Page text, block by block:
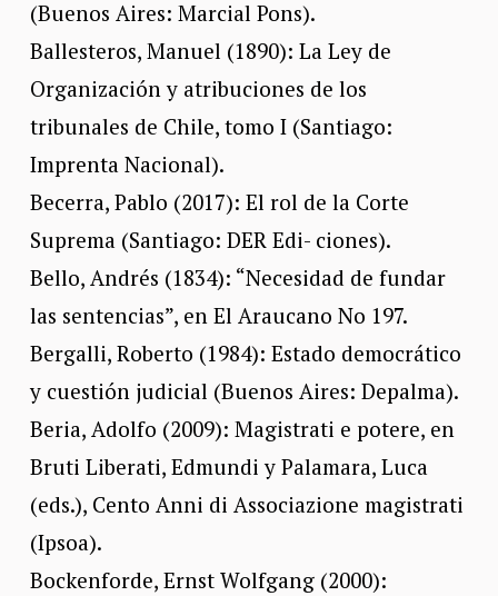
(Buenos Aires: Marcial Pons).
Ballesteros, Manuel (1890): La Ley de
Organización y atribuciones de los
tribunales de Chile, tomo I (Santiago:
Imprenta Nacional).
Becerra, Pablo (2017): El rol de la Corte
Suprema (Santiago: DER Edi- ciones).
Bello, Andrés (1834): “Necesidad de fundar
las sentencias”, en El Araucano No 197.
Bergalli, Roberto (1984): Estado democrático
y cuestión judicial (Buenos Aires: Depalma).
Beria, Adolfo (2009): Magistrati e potere, en
Bruti Liberati, Edmundi y Palamara, Luca
(eds.), Cento Anni di Associazione magistrati
(Ipsoa).
Bockenforde, Ernst Wolfgang (2000):